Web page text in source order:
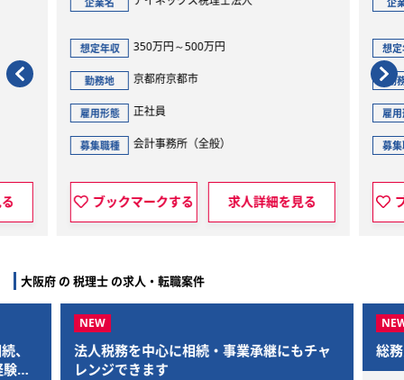
想定年収 350万円～500万円
勤務地 京都府京都市
雇用形態 正社員
募集職種 会計事務所（全般）
ブックマークする 求人詳細を見る
想定
勤
雇用
募集
大阪府 の 税理士 の求人・転職案件
、
が
法人税務を中心に相続・事業承継にもチャ
レンジできます
総務